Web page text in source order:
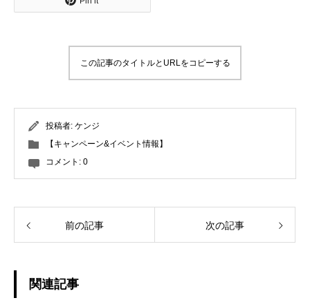
この記事のタイトルとURLをコピーする
投稿者: ケンジ
【キャンペーン&イベント情報】
コメント: 0
前の記事 次の記事
関連記事